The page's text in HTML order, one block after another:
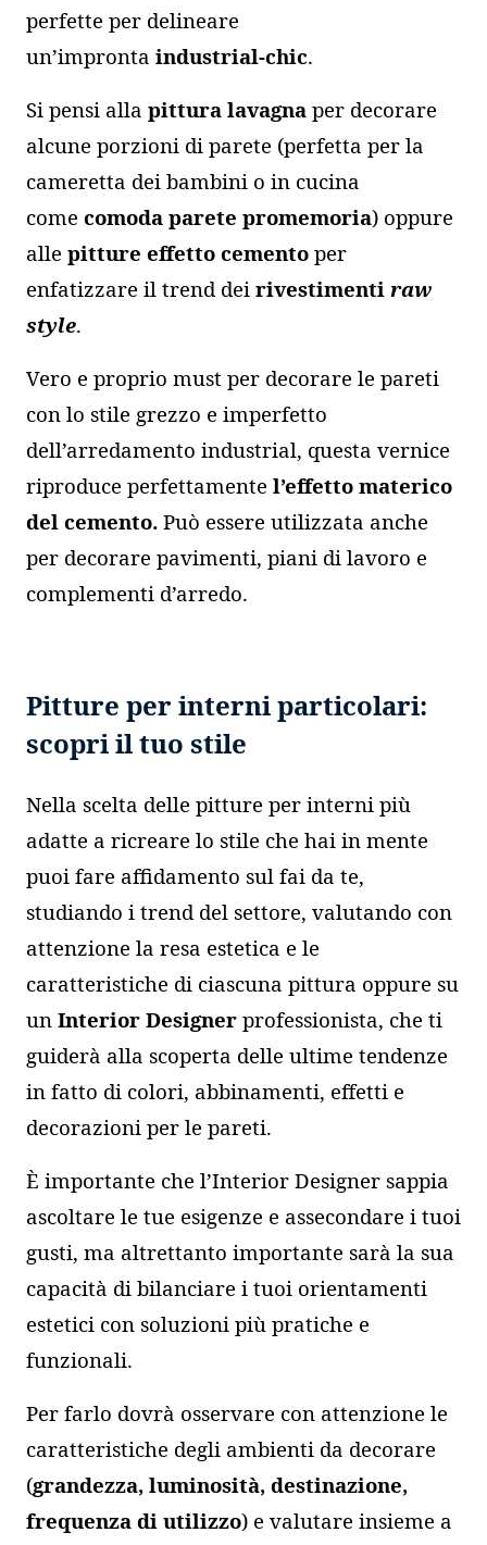
perfette per delineare
un’impronta industrial-chic.
Si pensi alla pittura lavagna per decorare
alcune porzioni di parete (perfetta per la
cameretta dei bambini o in cucina
come comoda parete promemoria) oppure
alle pitture effetto cemento per
enfatizzare il trend dei rivestimenti raw
style.
Vero e proprio must per decorare le pareti
con lo stile grezzo e imperfetto
dell’arredamento industrial, questa vernice
riproduce perfettamente l’effetto materico
del cemento. Può essere utilizzata anche
per decorare pavimenti, piani di lavoro e
complementi d’arredo.
Pitture per interni particolari:
scopri il tuo stile
Nella scelta delle pitture per interni più
adatte a ricreare lo stile che hai in mente
puoi fare affidamento sul fai da te,
studiando i trend del settore, valutando con
attenzione la resa estetica e le
caratteristiche di ciascuna pittura oppure su
un Interior Designer professionista, che ti
guiderà alla scoperta delle ultime tendenze
in fatto di colori, abbinamenti, effetti e
decorazioni per le pareti.
È importante che l’Interior Designer sappia
ascoltare le tue esigenze e assecondare i tuoi
gusti, ma altrettanto importante sarà la sua
capacità di bilanciare i tuoi orientamenti
estetici con soluzioni più pratiche e
funzionali.
Per farlo dovrà osservare con attenzione le
caratteristiche degli ambienti da decorare
(grandezza, luminosità, destinazione,
frequenza di utilizzo) e valutare insieme a